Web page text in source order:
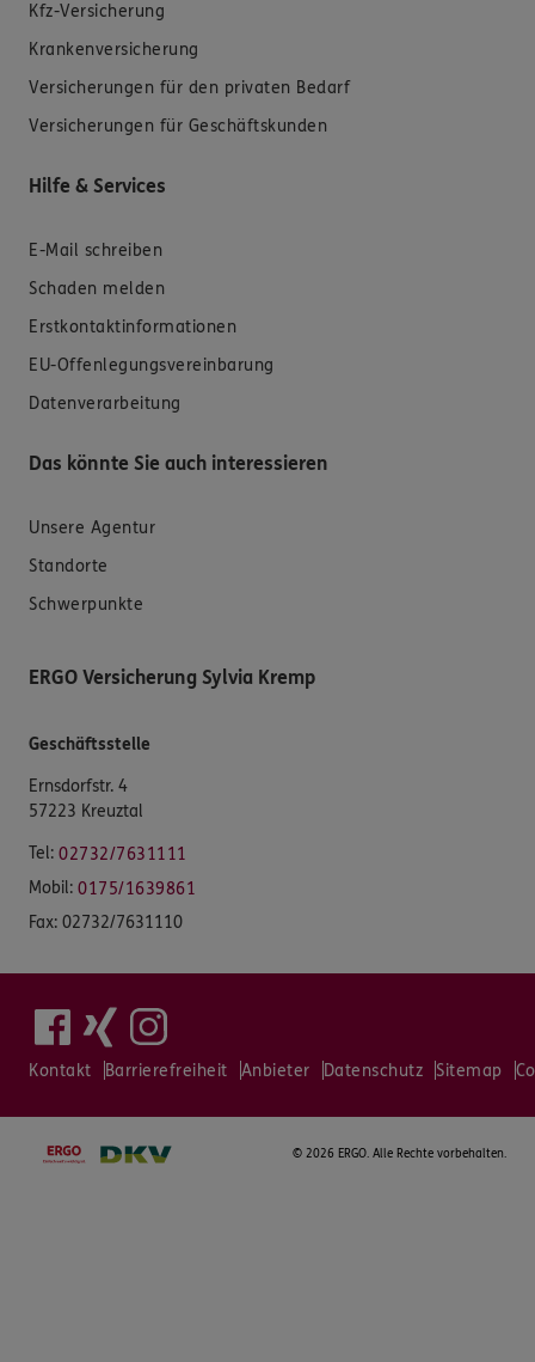
Kfz-Versicherung
Krankenversicherung
Versicherungen für den privaten Bedarf
Versicherungen für Geschäftskunden
Hilfe & Services
E-Mail schreiben
Schaden melden
Erstkontaktinformationen
EU-Offenlegungsvereinbarung
Datenverarbeitung
Das könnte Sie auch interessieren
Unsere Agentur
Standorte
Schwerpunkte
ERGO Versicherung Sylvia Kremp
Geschäftsstelle
Ernsdorfstr. 4
57223 Kreuztal
Tel: 02732/7631111
Mobil: 0175/1639861
Fax: 02732/7631110
Kontakt Barrierefreiheit Anbieter Datenschutz Sitemap
© 2026 ERGO. Alle Rechte vorbehalten.